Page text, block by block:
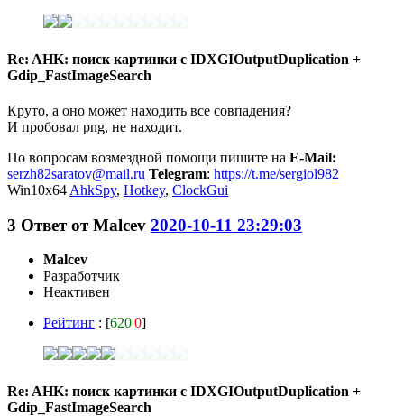
Re: AHK: поиск картинки с IDXGIOutputDuplication +
Gdip_FastImageSearch
Круто, а оно может находить все совпадения?
И пробовал png, не находит.
По вопросам возмездной помощи пишите на E-Mail:
serzh82saratov@mail.ru Telegram: https://t.me/sergiol982
Win10x64 AhkSpy, Hotkey, ClockGui
3 Ответ отMalcev 2020-10-11 23:29:03
Malcev
Разработчик
Неактивен
Рейтинг : [620|0]
Re: AHK: поиск картинки с IDXGIOutputDuplication +
Gdip_FastImageSearch